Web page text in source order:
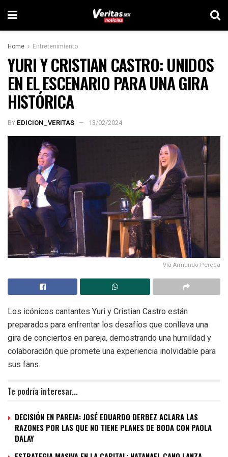
Home Entretenimiento
YURI Y CRISTIAN CASTRO: UNIDOS
EN EL ESCENARIO PARA UNA GIRA
HISTÓRICA
BY EDICION_VERITAS 13/02/2024
Vía Armando Pereda
Los icónicos cantantes Yuri y Cristian Castro están
preparados para enfrentar los desafíos que conlleva una
gira de conciertos en pareja, demostrando una humildad y
colaboración que promete una experiencia inolvidable para
sus fans.
Te podría interesar...
DECISIÓN EN PAREJA: JOSÉ EDUARDO DERBEZ ACLARA LAS
RAZONES POR LAS QUE NO TIENE PLANES DE BODA CON PAOLA
DALAY